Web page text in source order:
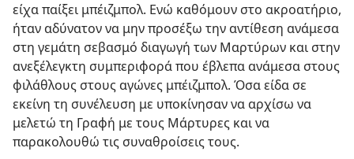
είχα παίξει μπέιζμπολ. Ενώ καθόμουν στο ακροατήριο,
ήταν αδύνατον να μην προσέξω την αντίθεση ανάμεσα
στη γεμάτη σεβασμό διαγωγή των Μαρτύρων και στην
ανεξέλεγκτη συμπεριφορά που έβλεπα ανάμεσα στους
φιλάθλους στους αγώνες μπέιζμπολ. Όσα είδα σε
εκείνη τη συνέλευση με υποκίνησαν να αρχίσω να
μελετώ τη Γραφή με τους Μάρτυρες και να
παρακολουθώ τις συναθροίσεις τους.